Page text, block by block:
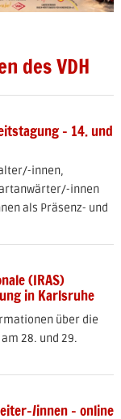
des VDH
- 14. und
innen,
innen
als Präsenz- und
(IRAS)
in Karlsruhe
über die
28. und 29.
innen - online